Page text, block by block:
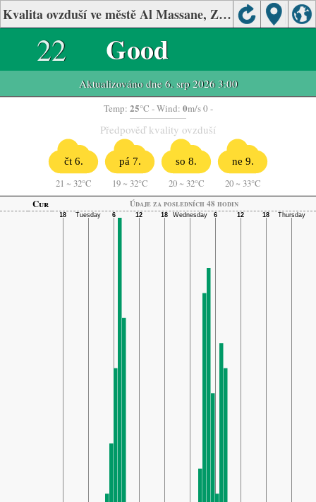
Kvalita ovzduší ve městě Al Massane, Zarqa
22 Good
Aktualizováno dne 6. srp 2026 3:00
Temp: 25°C - Wind: 0m/s 0 -
Předpověď kvality ovzduší
čt 6.
21 ~ 32°C
pá 7.
19 ~ 32°C
so 8.
20 ~ 32°C
ne 9.
20 ~ 33°C
Cur
Údaje za posledních 48 hodin